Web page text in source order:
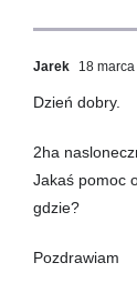
Jarek 18
Dzień dobry.
2ha
Jakaś pomoc
gdzie?
Pozdrawiam